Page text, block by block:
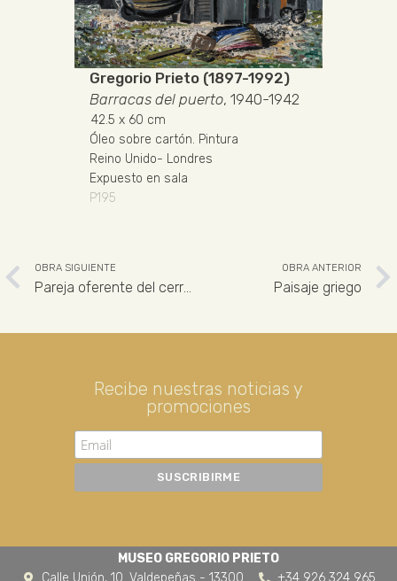
Gregorio Prieto (1897-1992)
Barracas del puerto, 1940-1942
42.5 x 60 cm
Óleo sobre cartón. Pintura
Reino Unido- Londres
Expuesto en sala
P195
OBRA SIGUIENTE
Pareja oferente del cerro de los Santos
OBRA ANTERIOR
Paisaje griego
Recibe nuestras noticias y
promociones
MUSEO GREGORIO PRIETO